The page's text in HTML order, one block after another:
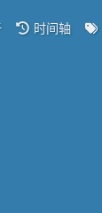
时间轴